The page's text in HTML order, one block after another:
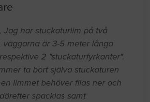
Jag har stuckaturlim på två
väggarna är 3-5 meter långa
2 "stuckaturfyrkanter".
ta bort själva stuckaturen
limmet behöver filas ner och
spacklas samt